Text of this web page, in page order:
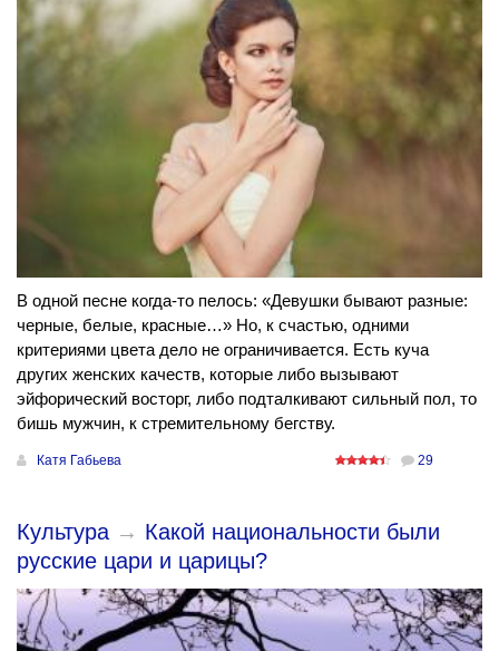
В одной песне когда-то пелось: «Девушки бывают разные:
черные, белые, красные…» Но, к счастью, одними
критериями цвета дело не ограничивается. Есть куча
других женских качеств, которые либо вызывают
эйфорический восторг, либо подталкивают сильный пол, то
бишь мужчин, к стремительному бегству.
Катя Габьева 29
Культура → Какой национальности были
русские цари и царицы?